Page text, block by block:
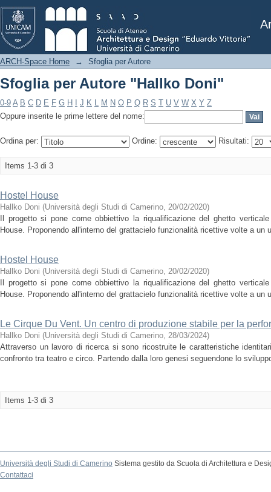
Sfoglia per Autore "Hallko Doni"
ARCH-Space Home → Sfoglia per Autore
Sfoglia per Autore "Hallko Doni"
0-9 A B C D E F G H J K L M N O P Q R S T U V W X Y Z
Oppure inserite le prime lettere del nome:
Ordina per: Ordine: Risultati:
Items 1-3 di 3
Hostel House
Hallko Doni (Università degli Studi di Camerino, 20/02/2020)
Il progetto si pone come obbiettivo la riqualificazione del ghetto
House. Proponendo all'interno del grattacielo funzionalità ricettive volte a un
Hostel House
Hallko Doni (Università degli Studi di Camerino, 20/02/2020)
Il progetto si pone come obbiettivo la riqualificazione del ghetto
House. Proponendo all'interno del grattacielo funzionalità ricettive volte a un
Le Cirque Du Vent. Un centro di produzione stabile per la
Hallko Doni (Università degli Studi di Camerino, 28/03/2024)
Attraverso un lavoro di ricerca si sono ricostruite le caratteristiche
confronto tra teatro e circo. Partendo dalla loro genesi seguendone lo
Items 1-3 di 3
Università degli Studi di Camerino Sistema gestito da Scuola di Architettura e
Contattaci